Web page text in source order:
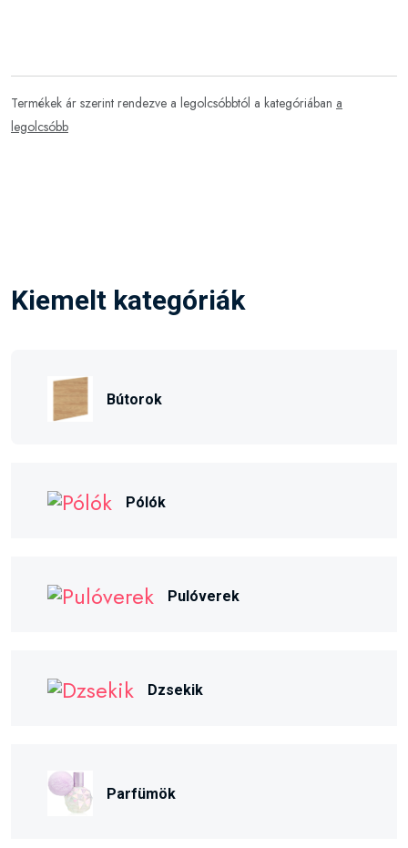
Termékek ár szerint rendezve a legolcsóbbtól a kategóriában a
legolcsóbb
Kiemelt kategóriák
Bútorok
Pólók
Pulóverek
Dzsekik
Parfümök